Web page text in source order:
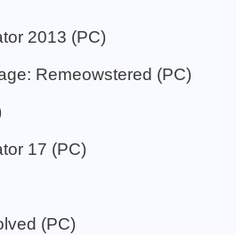
2013 (PC)
Remeowstered (PC)
17 (PC)
(PC)